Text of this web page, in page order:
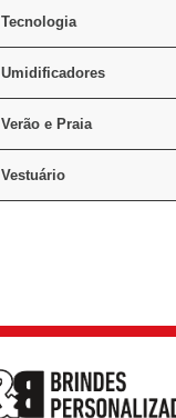
Tecnologia
Umidificadores
Verão e Praia
Vestuário